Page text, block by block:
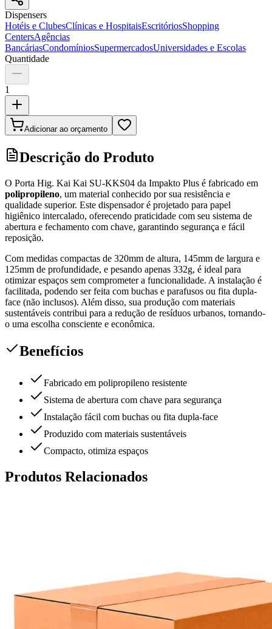
Dispensers
Hotéis e ClubesClínicas e HospitaisEscritóriosShopping
CentersAgências
BancáriasCondomíniosSupermercadosUniversidades e Escolas
Quantidade
1
Adicionar ao orçamento
Descrição do Produto
O Porta Hig. Kai Kai SU-KKS04 da Impakto Plus é fabricado em
polipropileno, um material conhecido por sua resistência e
qualidade superior. Este dispensador é projetado para papel
higiênico intercalado, oferecendo praticidade com seu sistema de
abertura e fechamento com chave, garantindo segurança e fácil
reposição.
Com medidas compactas de 320mm de altura, 145mm de largura e
125mm de profundidade, e pesando apenas 332g, é ideal para
otimizar espaços sem comprometer a funcionalidade. A instalação é
facilitada, podendo ser feita com buchas e parafusos ou fita dupla-
face (não inclusos). Além disso, sua produção com materiais
sustentáveis contribui para a redução de resíduos urbanos, tornando-
o uma escolha consciente e econômica.
Benefícios
Fabricado em polipropileno resistente
Sistema de abertura com chave para segurança
Instalação fácil com buchas ou fita dupla-face
Produzido com materiais sustentáveis
Compacto, otimiza espaços
Produtos Relacionados